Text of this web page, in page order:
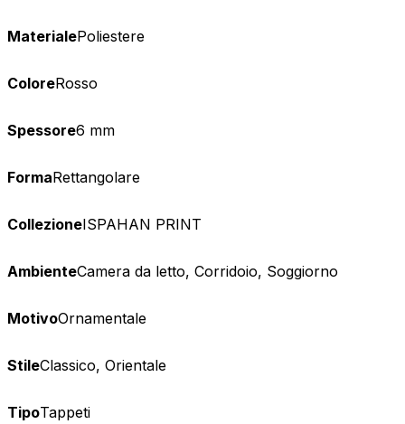
MaterialePoliestere
ColoreRosso
Spessore6 mm
FormaRettangolare
CollezioneISPAHAN PRINT
AmbienteCamera da letto, Corridoio, Soggiorno
MotivoOrnamentale
StileClassico, Orientale
TipoTappeti